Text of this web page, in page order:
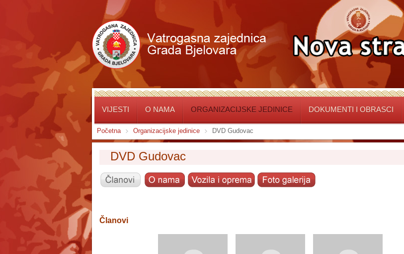
VIJESTI O NAMA ORGANIZACIJSKE JEDINICE DOKUMENTI I OBRASCI
Početna Organizacijske jedinice DVD Gudovac
DVD Gudovac
Članovi